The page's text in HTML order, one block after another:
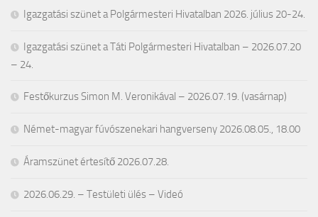
Igazgatási szünet a Polgármesteri Hivatalban 2026. július 20-24.
Igazgatási szünet a Táti Polgármesteri Hivatalban – 2026.07.20
– 24.
Festőkurzus Simon M. Veronikával – 2026.07.19. (vasárnap)
Német-magyar fúvószenekari hangverseny 2026.08.05., 18.00
Áramszünet értesítő 2026.07.28.
2026.06.29. – Testületi ülés – Videó